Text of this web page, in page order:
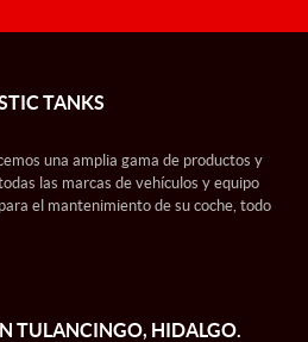
TANKS
una amplia gama de productos y
las marcas de vehículos y equipo
el mantenimiento de su coche, todo
TULANCINGO, HIDALGO.